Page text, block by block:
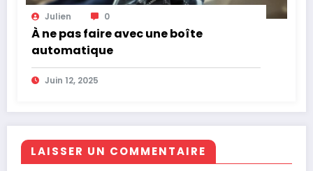
Julien 0
À ne pas faire avec une boîte
automatique
Juin 12, 2025
LAISSER UN COMMENTAIRE